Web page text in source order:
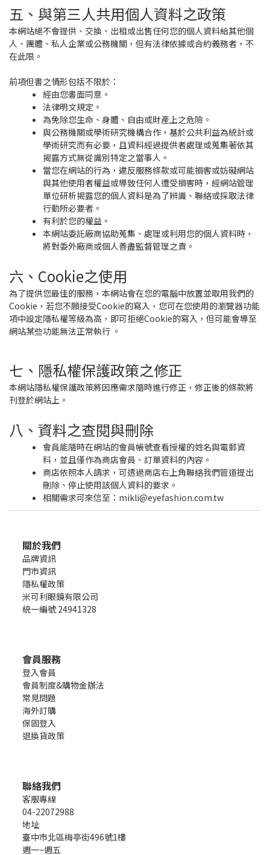
五、與第三人共用個人資料之政策
本網站絕不會提供、交換、出租或出售任何您的個人資料給其他個
人、團體、私人企業或公務機關，但有法律依據或合約義務者，不
在此限。
前項但書之情形包括不限於：
經由您書面同意。
法律明文規定。
為免除您生命、身體、自由或財產上之危險。
與公務機關或學術研究機構合作，基於公共利益為統計或
學術研究而有必要，且資料經過提供者處理或蒐集著依其
揭露方式無從識別特定之當事人。
當您在網站的行為，違反服務條款或可能損害或妨礙網站
與其他使用者權益或導致任何人遭受損害時，經網站管理
單位研析揭露您的個人資料是為了辨識、聯絡或採取法律
行動所必要者。
有利於您的權益。
本網站委託廠商協助蒐集、處理或利用您的個人資料時，
將對委外廠商或個人善盡監督管理之責。
六、Cookie之使用
為了提供您最佳的服務，本網站會在您的電腦中放置並取用我們的
Cookie，若您不願接受Cookie的寫入，您可在您使用的瀏覽器功能
項中設定隱私權等級為高，即可拒絕Cookie的寫入，但可能會導至
網站某些功能無法正常執行 。
七、隱私權保護政策之修正
本網站隱私權保護政策將因應需求隨時進行修正，修正後的條款將
刊登於網站上。
八、資料之查閱與刪除
會員能隨時在網站的會員帳號查看授權的姓名與電郵資
料，並且僅作為商店會員、訂單資料的內容。
商店依照本人請求，可透過商店右上角聯絡我們管道提出
刪除、停止使用該個人資料的要求。
相關需求可來信至：mikli@eyefashion.com.tw
關於我們
品牌資訊
門市資訊
隱私權政策
米可利眼鏡有限公司
統一編號 24941328
會員服務
登入會員
會員制度&購物金辦法
常見問題
海外訂購
保固登入
退換貨政策
聯絡我們
客服專線
04-22072988
地址
臺中市北區梅亭街496號1樓
週一~週五